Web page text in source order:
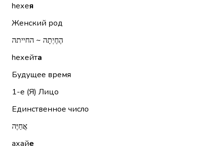
hехея
Женский род
הֶחֶיְתָה ~ החייתה
hехейта
Будущее время
1-е (Я) Лицо
Единственное число
אֲחַיֶּה
ахайе